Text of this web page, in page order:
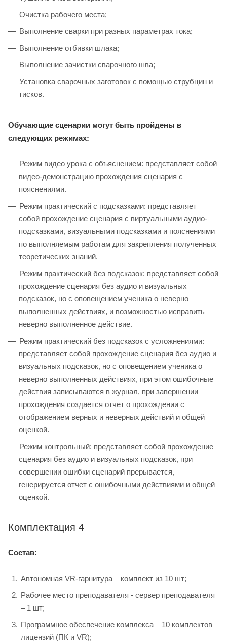
Очистка рабочего места;
Выполнение сварки при разных параметрах тока;
Выполнение отбивки шлака;
Выполнение зачистки сварочного шва;
Установка сварочных заготовок с помощью струбцин и
тисков.
Обучающие сценарии могут быть пройдены в
следующих режимах:
Режим видео урока с объяснением: представляет собой
видео-демонстрацию прохождения сценария с
пояснениями.
Режим практический с подсказками: представляет
собой прохождение сценария с виртуальными аудио-
подсказками, визуальными подсказками и пояснениями
по выполняемым работам для закрепления полученных
теоретических знаний.
Режим практический без подсказок: представляет собой
прохождение сценария без аудио и визуальных
подсказок, но с оповещением ученика о неверно
выполненных действиях, и возможностью исправить
неверно выполненное действие.
Режим практический без подсказок с усложнениями:
представляет собой прохождение сценария без аудио и
визуальных подсказок, но с оповещением ученика о
неверно выполненных действиях, при этом ошибочные
действия записываются в журнал, при завершении
прохождения создается отчет о прохождении с
отображением верных и неверных действий и общей
оценкой.
Режим контрольный: представляет собой прохождение
сценария без аудио и визуальных подсказок, при
совершении ошибки сценарий прерывается,
генерируется отчет с ошибочными действиями и общей
оценкой.
Комплектация 4
Состав:
Автономная VR-гарнитура – комплект из 10 шт;
Рабочее место преподавателя - сервер преподавателя
– 1 шт;
Программное обеспечение комплекса – 10 комплектов
лицензий (ПК и VR);